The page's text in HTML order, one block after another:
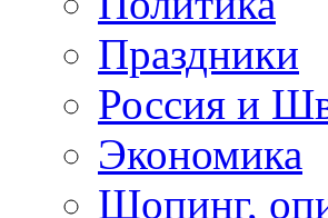
Праздники
Россия и
Экономика
Шопинг,